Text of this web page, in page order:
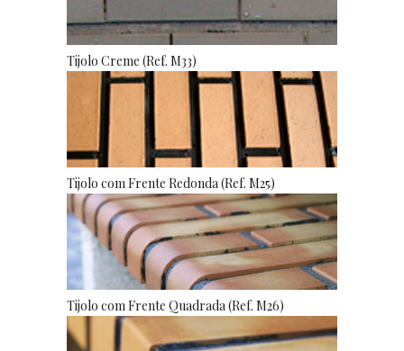
Tijolo Creme (Ref. M33)
Tijolo com Frente Redonda (Ref. M25)
Tijolo com Frente Quadrada (Ref. M26)